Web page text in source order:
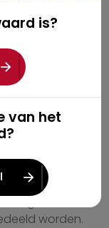
is?
van het
huishoudelijk
financiële
maandelijkse
huis niet
grote
worden.